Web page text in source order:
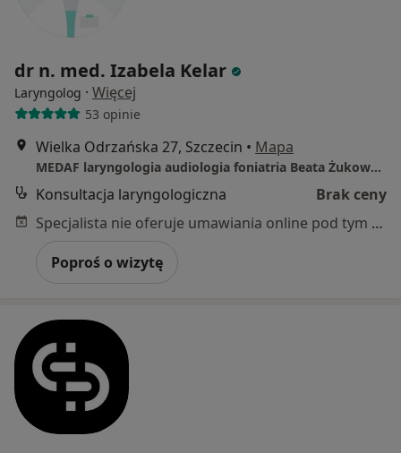
dr n. med. Izabela Kelar
Laryngolog · Więcej
53 opinie
Wielka Odrzańska 27, Szczecin • Mapa
MEDAF laryngologia audiologia foniatria Beata Żukowska
Konsultacja laryngologiczna
Brak ceny
Specjalista nie oferuje umawiania online pod tym adresem.
Poproś o wizytę